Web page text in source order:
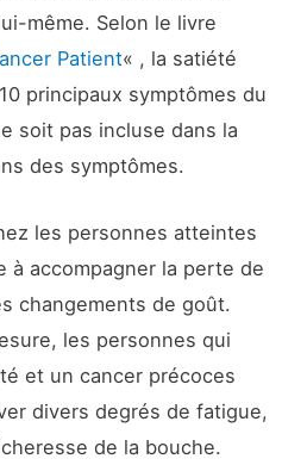
même. Selon le livre
Patient« , la satiété
principaux symptômes du
soit pas incluse dans la
des symptômes.
les personnes atteintes
à accompagner la perte de
changements de goût.
les personnes qui
et un cancer précoces
divers degrés de fatigue,
de la bouche.